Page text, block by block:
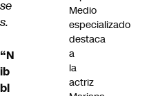
se
s.
“N
ib
bl
Medio
especializado
destaca
a
la
actriz